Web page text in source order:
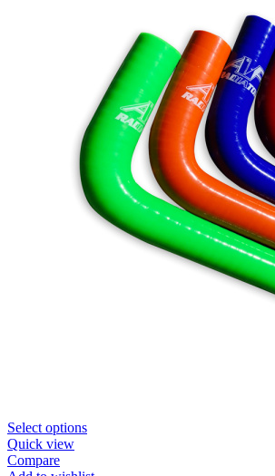
Select options
Quick view
Compare